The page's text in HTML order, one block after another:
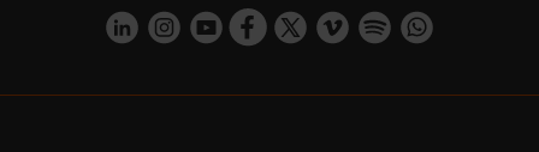
https://www.linkedin.com/company/turismo-valencia/mycompany/
https://www.instagram.com/visit_valencia/
https://www.youtube.com/user/
https://www.facebook.com/
https://twitter.com/
https://vimeo.com/
https://https://api.whatsapp.com/